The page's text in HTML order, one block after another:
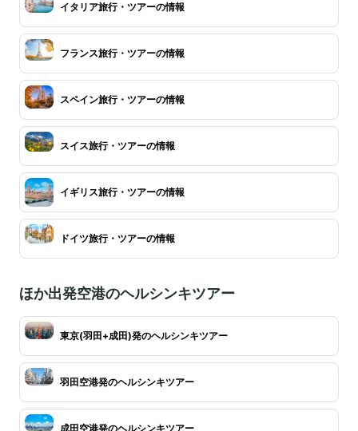
イタリア旅行・ツアーの情報
フランス旅行・ツアーの情報
スペイン旅行・ツアーの情報
スイス旅行・ツアーの情報
イギリス旅行・ツアーの情報
ドイツ旅行・ツアーの情報
ほか出発空港のヘルシンキツアー
東京(羽田+成田)発のヘルシンキツアー
羽田空港発のヘルシンキツアー
成田空港発のヘルシンキツアー